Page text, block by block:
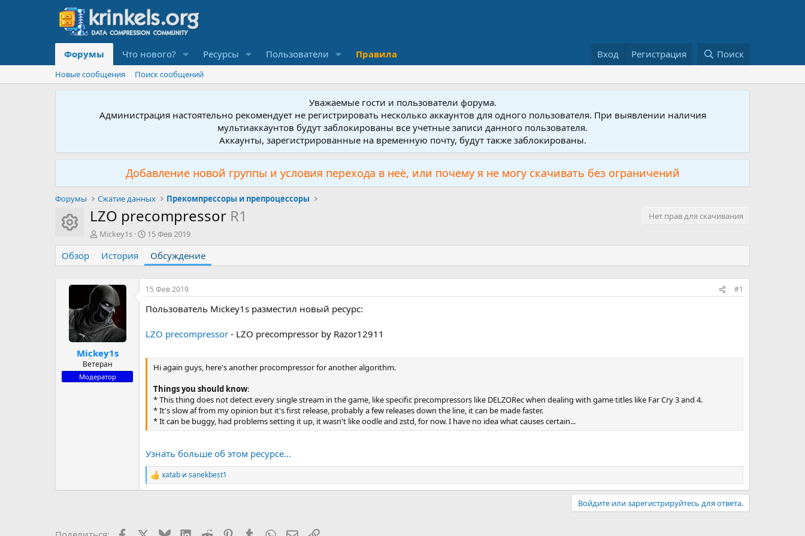
Форумы Что нового? Ресурсы Пользователи Правила Вход Регистрация Поиск
Новые сообщения Поиск сообщений
Уважаемые гости и пользователи форума.
Администрация настоятельно рекомендует не регистрировать несколько аккаунтов для одного пользователя. При выявлении наличия
мультиаккаунтов будут заблокированы все учетные записи данного пользователя.
Аккаунты, зарегистрированные на временную почту, будут также заблокированы.
Добавление новой группы и условия перехода в неё, или почему я не могу скачивать без ограничений
Форумы Сжатие данных Прекомпрессоры и препроцессоры
Иконка ресурса
LZO precompressor R1
Нет прав для скачивания
А
т
о
т
м
ы
Mickey1s
Д
а
н
а
ч
а
а
15 Фев 2019
Обзор История Обсуждение
Mickey1s
Ветеран
Модератор
15 Фев 2019 #1
Пользователь Mickey1s разместил новый ресурс:
LZO precompressor - LZO precompressor by Razor12911
Hi again guys, here's another procompressor for another algorithm.
Things you should know:
* This thing does not detect every single stream in the game, like specific precompressors like DELZORec when dealing with game titles like Far Cry 3 and 4.
* It's slow af from my opinion but it's first release, probably a few releases down the line, it can be made faster.
* It can be buggy, had problems setting it up, it wasn't like oodle and zstd, for now. I have no idea what causes certain...
Узнать больше об этом ресурсе...
Р
е
xatab и sanekbest1
Войдите или зарегистрируйтесь для ответа.
FacebookX (Twitter)
BlueskyLinkedIn
Reddit PinterestTumblr WhatsApp
Электронная почта
Ссылка